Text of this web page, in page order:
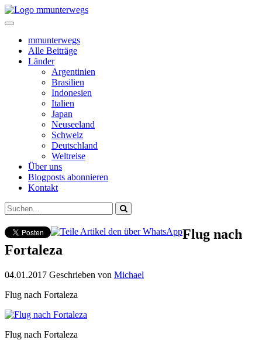
mmunterwegs
Alle Beiträge
Länder
Argentinien
Brasilien
Indonesien
Italien
Japan
Neuseeland
Schweiz
Deutschland
Weltreise
Über uns
Blogposts abonnieren
Kontakt
Flug nach
Fortaleza
04.01.2017 Geschrieben von Michael
Flug nach Fortaleza
Flug nach Fortaleza